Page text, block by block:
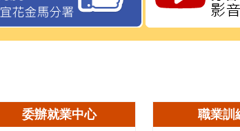
委辦就業中心 職業訓